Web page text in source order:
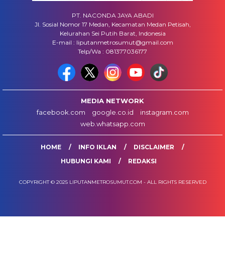
PT. NACONDA JAYA ABADI
Jl. Sosial Nomor 17 Medan, Kecamatan Medan Petisah,
Kelurahan Sei Putih Barat, Indonesia
E-mail : liputanmetrosumut@gmail.com
Telp/Wa : 081377036177
MEDIA NETWORK
facebook.com
google.co.id
instagram.com
web.whatsapp.com
HOME INFO IKLAN
DISCLAIMER
HUBUNGI KAMI
REDAKSI
COPYRIGHT © 2025 LIPUTANMETROSUMUT.COM - ALL RIGHTS RESERVED